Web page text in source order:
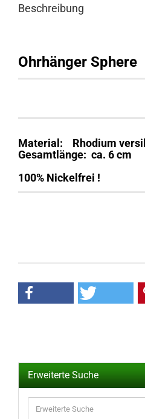
Beschreibung
Ohrhänger Sphere
Material: Rhodium
Gesamtlänge: ca. 6 cm
100% Nickelfrei !
Erweiterte Suche
Suche